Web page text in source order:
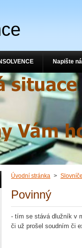
Úvodní stránka >
Povinný
- tím se stává dlužník v
či už prošel soudním či
Napište